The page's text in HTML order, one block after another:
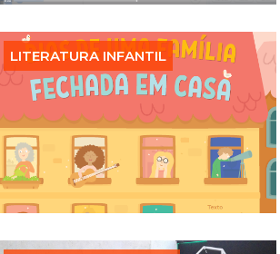
LITERATURA INFANTIL